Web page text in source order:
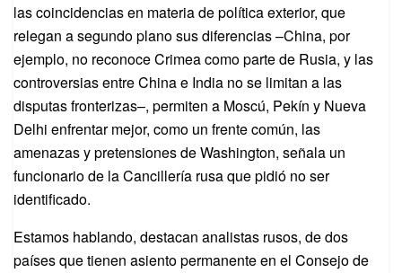
las coincidencias en materia de política exterior, que
relegan a segundo plano sus diferencias –China, por
ejemplo, no reconoce Crimea como parte de Rusia, y las
controversias entre China e India no se limitan a las
disputas fronterizas–, permiten a Moscú, Pekín y Nueva
Delhi enfrentar mejor, como un frente común, las
amenazas y pretensiones de Washington, señala un
funcionario de la Cancillería rusa que pidió no ser
identificado.
Estamos hablando, destacan analistas rusos, de dos
países que tienen asiento permanente en el Consejo de